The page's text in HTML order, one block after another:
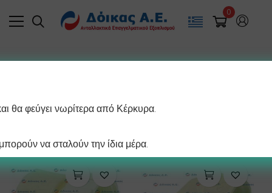
0
θα φεύγει νωρίτερα από Κέρκυρα.
να σταλούν την ίδια μέρα.